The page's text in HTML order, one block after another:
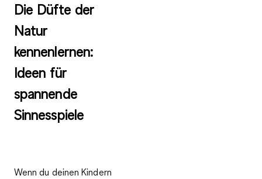
Die Düfte der
Natur
kennenlernen:
Ideen für
spannende
Sinnesspiele
Wenn du deinen Kindern